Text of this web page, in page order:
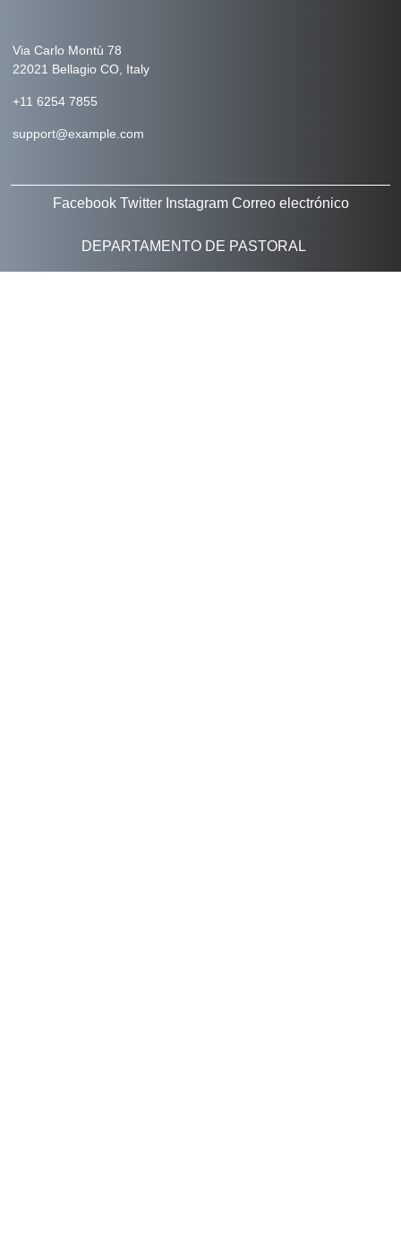
Via Carlo Montù 78
22021 Bellagio CO, Italy
+11 6254 7855
support@example.com
Facebook Twitter Instagram Correo electrónico
DEPARTAMENTO DE PASTORAL